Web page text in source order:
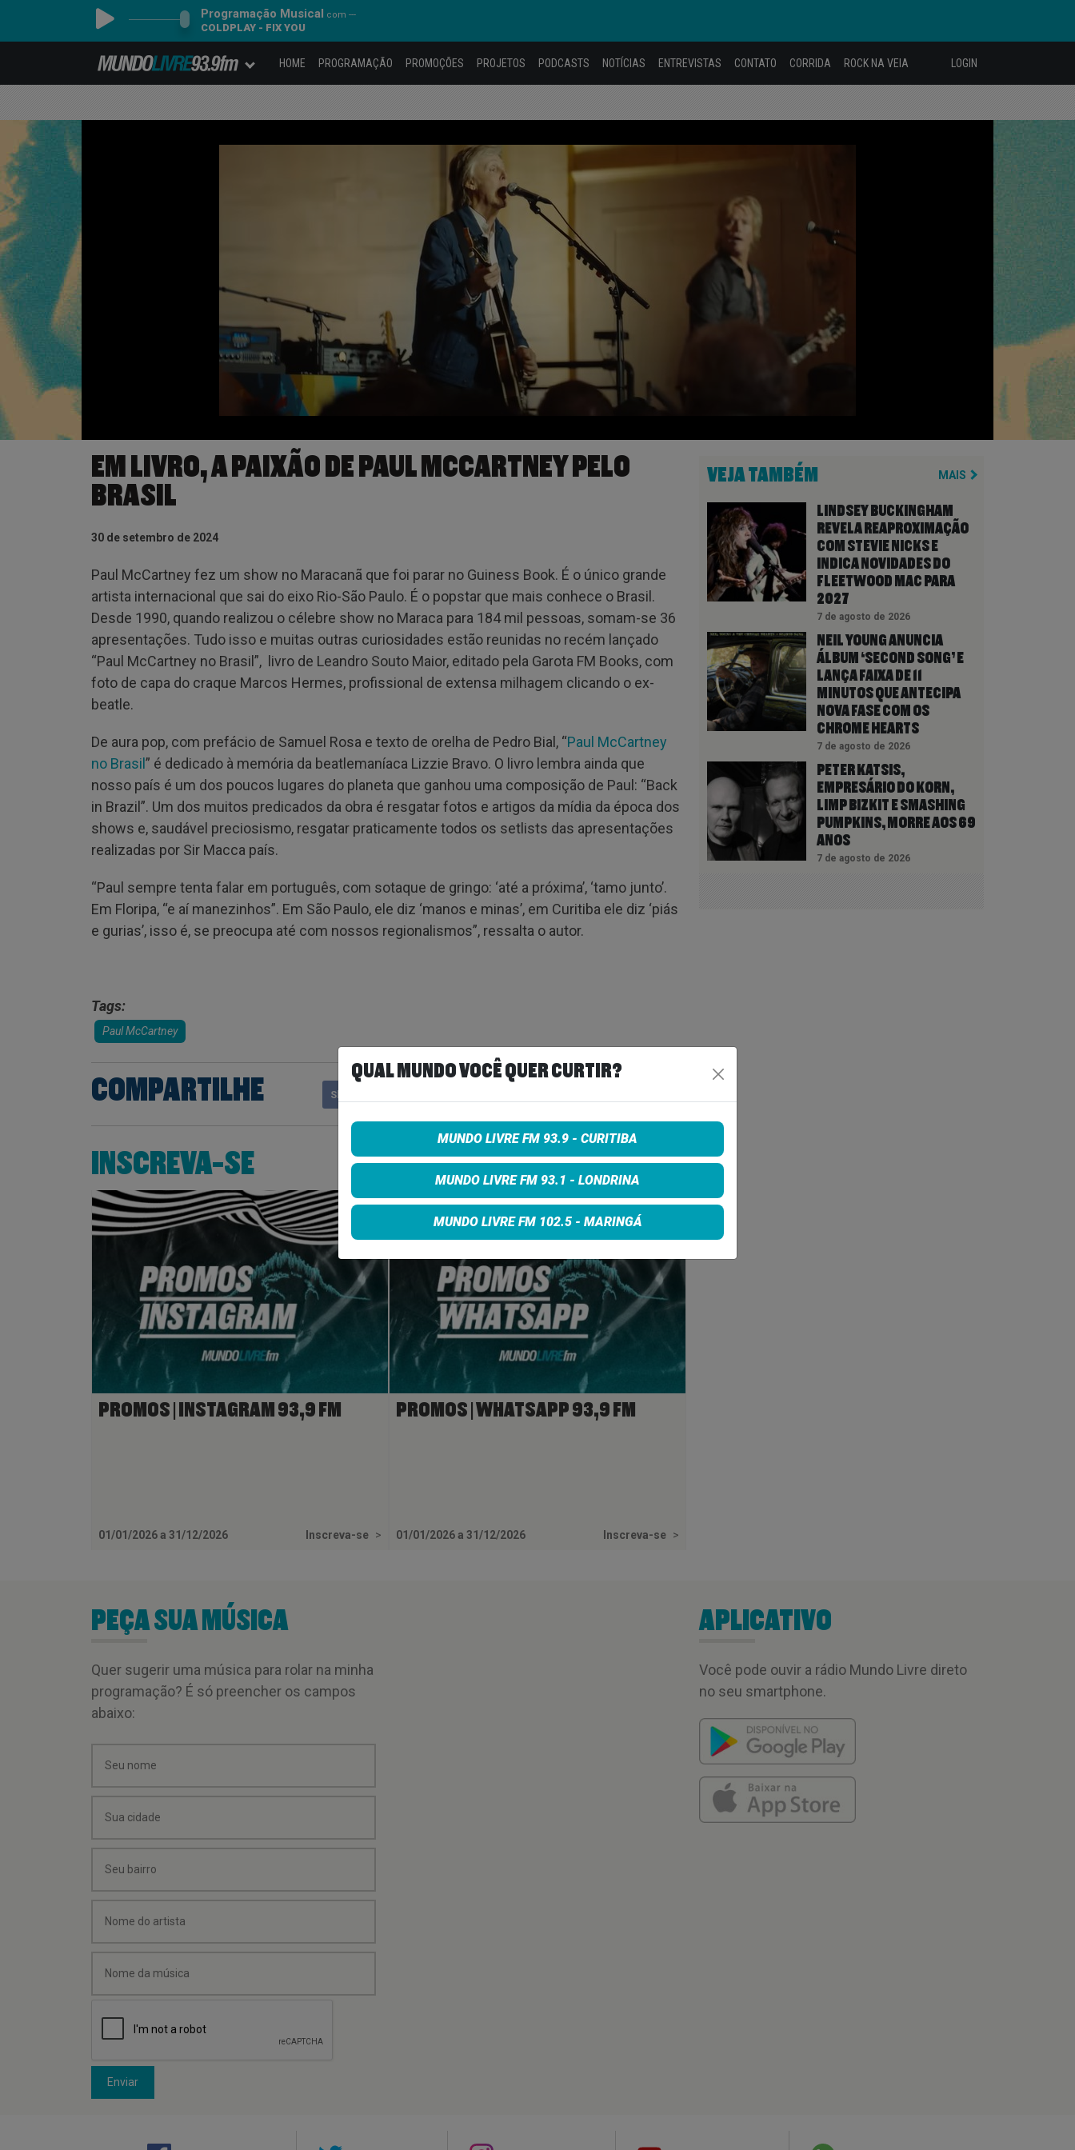
Programação Musical com ---
COLDPLAY - FIX YOU
HOME PROGRAMAÇÃO PROMOÇÕES PROJETOS PODCASTS NOTÍCIAS ENTREVISTAS CONTATO CORRIDA ROCK NA VEIA LOGIN
EM LIVRO, A PAIXÃO DE PAUL MCCARTNEY PELO
BRASIL
30 de setembro de 2024
Paul McCartney fez um show no Maracanã que foi parar no Guiness Book. É o único grande
artista internacional que sai do eixo Rio-São Paulo. É o popstar que mais conhece o Brasil.
Desde 1990, quando realizou o célebre show no Maraca para 184 mil pessoas, somam-se 36
apresentações. Tudo isso e muitas outras curiosidades estão reunidas no recém lançado
“Paul McCartney no Brasil”, livro de Leandro Souto Maior, editado pela Garota FM Books, com
foto de capa do craque Marcos Hermes, profissional de extensa milhagem clicando o ex-
beatle.
De aura pop, com prefácio de Samuel Rosa e texto de orelha de Pedro Bial, “Paul McCartney
no Brasil ” é dedicado à memória da beatlemaníaca Lizzie Bravo. O livro lembra ainda que
nosso país é um dos poucos lugares do planeta que ganhou uma composição de Paul: “Back
in Brazil”. Um dos muitos predicados da obra é resgatar fotos e artigos da mídia da época dos
shows e, saudável preciosismo, resgatar praticamente todos os setlists das apresentações
realizadas por Sir Macca país.
“Paul sempre tenta falar em português, com sotaque de gringo: ‘até a próxima’, ‘tamo junto’.
Em Floripa, “e aí manezinhos”. Em São Paulo, ele diz ‘manos e minas’, em Curitiba ele diz ‘piás
e gurias’, isso é, se preocupa até com nossos regionalismos”, ressalta o autor.
Tags:
Paul McCartney
COMPARTILHE Share on Facebook
VEJA TAMBÉM MAIS
LINDSEY BUCKINGHAM
REVELA REAPROXIMAÇÃO
COM STEVIE NICKS E
INDICA NOVIDADES DO
FLEETWOOD MAC PARA
2027
7 de agosto de 2026
NEIL YOUNG ANUNCIA
ÁLBUM ‘SECOND SONG’ E
LANÇA FAIXA DE 11
MINUTOS QUE ANTECIPA
NOVA FASE COM OS
CHROME HEARTS
7 de agosto de 2026
PETER KATSIS,
EMPRESÁRIO DO KORN,
LIMP BIZKIT E SMASHING
PUMPKINS, MORRE AOS 69
ANOS
7 de agosto de 2026
INSCREVA-SE
PROMOS | INSTAGRAM 93,9 FM
01/01/2026 a 31/12/2026 Inscreva-se >
PROMOS | WHATSAPP 93,9 FM
01/01/2026 a 31/12/2026 Inscreva-se >
PEÇA SUA MÚSICA
Quer sugerir uma música para rolar na minha
programação? É só preencher os campos
abaixo:
Enviar
APLICATIVO
Você pode ouvir a rádio Mundo Livre direto
no seu smartphone.
QUAL MUNDO VOCÊ QUER CURTIR?
MUNDO LIVRE FM 93.9 - CURITIBA
MUNDO LIVRE FM 93.1 - LONDRINA
MUNDO LIVRE FM 102.5 - MARINGÁ